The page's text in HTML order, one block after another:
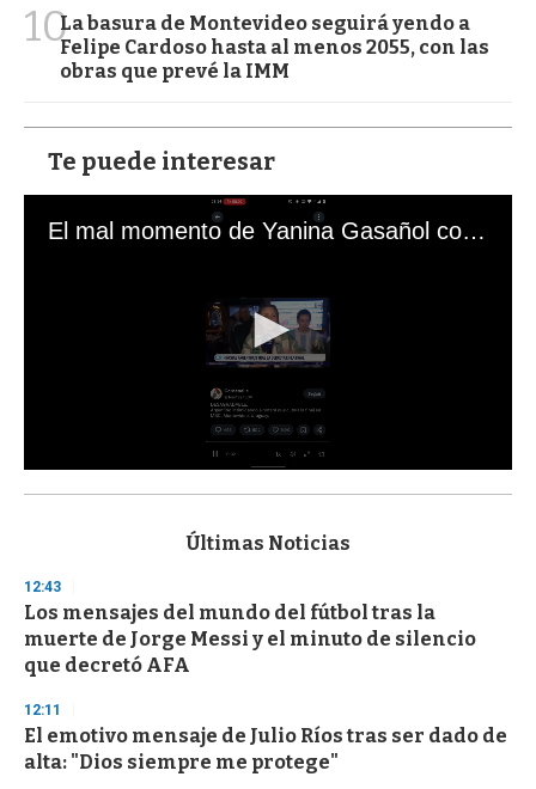
10La basura de Montevideo seguirá yendo a
Felipe Cardoso hasta al menos 2055, con las
obras que prevé la IMM
Te puede interesar
El mal momento de Yanina Gasañol con un hincha argentino en "Subrayado"
s
d
s
o
f
3
s
e
c
o
Últimas Noticias
12:43
Los mensajes del mundo del fútbol tras la
muerte de Jorge Messi y el minuto de silencio
que decretó AFA
12:11
El emotivo mensaje de Julio Ríos tras ser dado de
alta: "Dios siempre me protege"